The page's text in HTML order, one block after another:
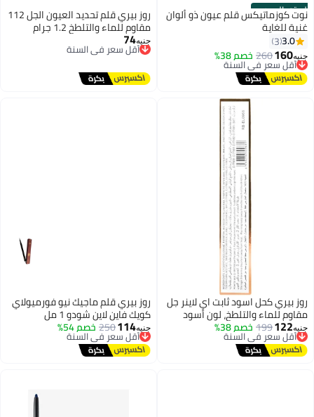
الستور الرسمي
نوت كوزماتيكس قلم عيون ذو ألوان
غنية للغاية
3.0
3
جنيه160
260 خصم 38%
أقل سعر في السنة
توصيل مجاني
أقل سعر في السنة
روز بيري قلم تحديد العيون الجل 112
مقاوم للماء والتلطخ 1.2 جرام
جنيه74
أقل سعر في السنة
توصيل مجاني
روز بيري كحل اسود ثابت اي لاينر جل
مقاوم للماء والتلطخ، لون أسود
طبيعي تمامًا. ١.٢ جرام RB-EL0968
جنيه122
199خصم 38%
أقل سعر في السنة
توصيل مجاني
أقل سعر في السنة
روز بيري قلم ماجيك نيو فورميولاي
كويك فاين لاين شودو 1 مل
جنيه114
250خصم 54%
أقل سعر في السنة
توصيل مجاني
أقل سعر في السنة